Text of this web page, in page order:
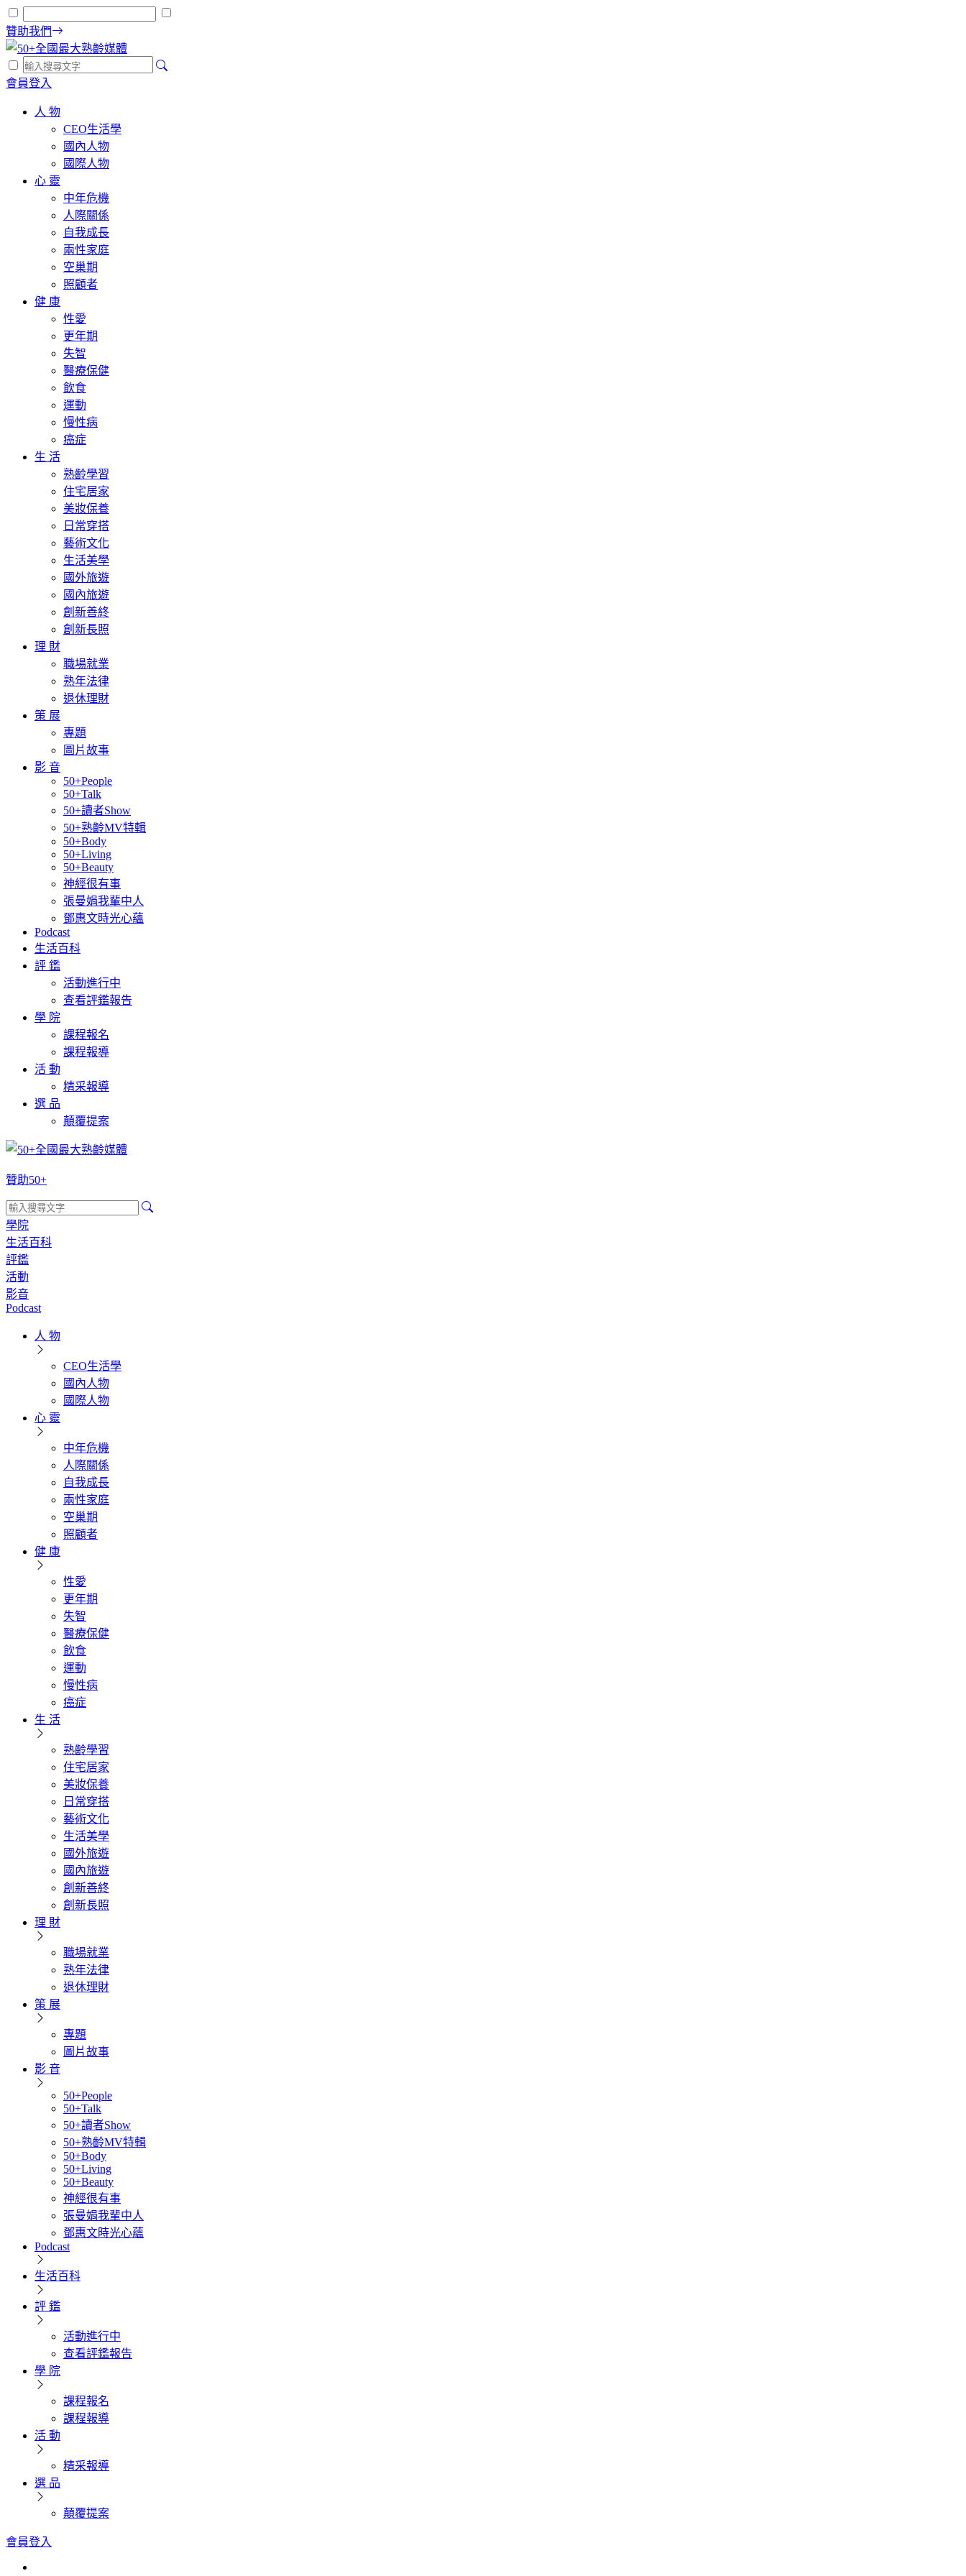
贊助我們
會員登入
人 物
CEO生活學
國內人物
國際人物
心 靈
中年危機
人際關係
自我成長
兩性家庭
空巢期
照顧者
健 康
性愛
更年期
失智
醫療保健
飲食
運動
慢性病
癌症
生 活
熟齡學習
住宅居家
美妝保養
日常穿搭
藝術文化
生活美學
國外旅遊
國內旅遊
創新善終
創新長照
理 財
職場就業
熟年法律
退休理財
策 展
專題
圖片故事
影 音
50+People
50+Talk
50+讀者Show
50+熟齡MV特輯
50+Body
50+Living
50+Beauty
神經很有事
張曼娟我輩中人
鄧惠文時光心蘊
Podcast
生活百科
評 鑑
活動進行中
查看評鑑報告
學 院
課程報名
課程報導
活 動
精采報導
選 品
顛覆提案
贊助50+
學院
生活百科
評鑑
活動
影音
Podcast
人 物
CEO生活學
國內人物
國際人物
心 靈
中年危機
人際關係
自我成長
兩性家庭
空巢期
照顧者
健 康
性愛
更年期
失智
醫療保健
飲食
運動
慢性病
癌症
生 活
熟齡學習
住宅居家
美妝保養
日常穿搭
藝術文化
生活美學
國外旅遊
國內旅遊
創新善終
創新長照
理 財
職場就業
熟年法律
退休理財
策 展
專題
圖片故事
影 音
50+People
50+Talk
50+讀者Show
50+熟齡MV特輯
50+Body
50+Living
50+Beauty
神經很有事
張曼娟我輩中人
鄧惠文時光心蘊
Podcast
生活百科
評 鑑
活動進行中
查看評鑑報告
學 院
課程報名
課程報導
活 動
精采報導
選 品
顛覆提案
會員登入